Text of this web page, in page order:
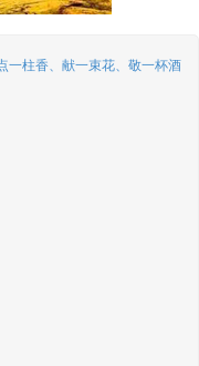
一柱香、献一束花、敬一杯酒